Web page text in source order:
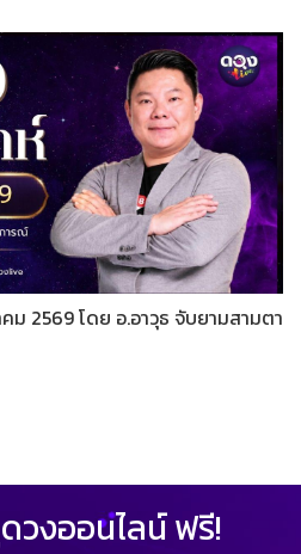
ม 2569 โดย อ.อาวุธ จับยามสามตา
วงออนไลน์ ฟรี!